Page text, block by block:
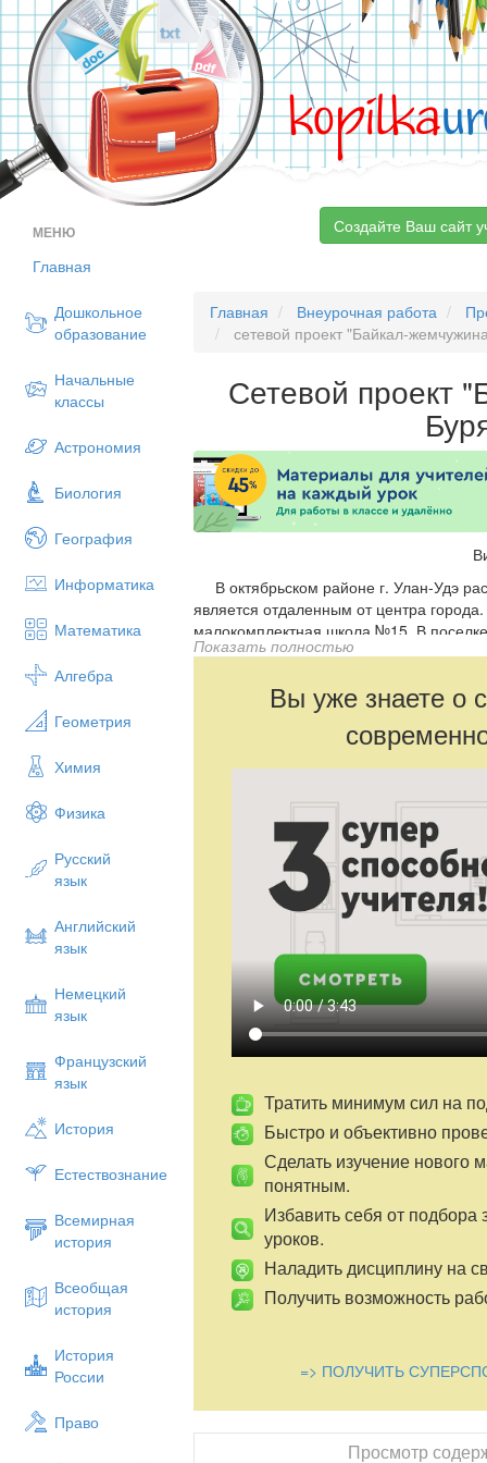
kopilka
МЕНЮ
Главная
Дошкольное
образование
Начальные
классы
Астрономия
Биология
География
Информатика
Математика
Алгебра
Геометрия
Химия
Физика
Русский
язык
Английский
язык
Немецкий
язык
Французский
язык
История
Естествознание
Всемирная
история
Всеобщая
история
История
России
Право
Создайте Ваш сайт
Главная Внеурочная работа
сетевой проект "Байкал-
Сетевой проект
В октябрьском районе г. Улан-Удэ
является отдаленным от центра
малокомплектная школа №15. В
Творчества. Больше половины
позволить лишь единицы.
Формулировка проблемы
выделять главное, выстраивать
Малый процент учащихся посещает
наблюдается и с библиотеками
многие учащиеся используют метод
Интернет- ресурсов. Учащиеся
заниматься научно-
школьных олимпиад показывает
старших классах.
Как повысить интерес к обучению
различными источниками литературы
самим приобретать новые знания
сформировать у них специальные
актуальна и важна. Тем более важна и
когда начинается переход от
обучению и исследовательской
Цель проекта: сформировать умения
знания умения и навыки, используя
Задачи:
Образовательная-
расширить и углубить знания об
Развивающая –развитие
Воспитательная- воспитание
творческих способностей.
Участниками проекта являются
Показать полностью
Вы уже знаете о
Тратить минимум сил на
Быстро и объективно
Сделать изучение нового
понятным.
Избавить себя от подбора
уроков.
Наладить дисциплину на
Получить возможность
=> ПОЛУЧИТЬ
Просмотр